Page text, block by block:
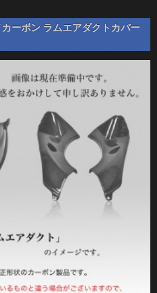
ーボン ラムエアダクトカバー